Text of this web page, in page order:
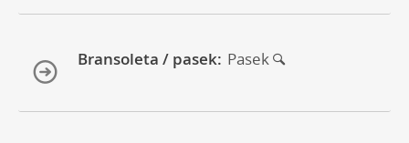
Bransoleta / pasek: Pasek